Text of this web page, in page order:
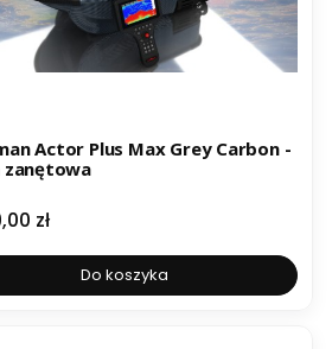
Actor Plus Max Grey Carbon -
zanętowa
zł
Do koszyka